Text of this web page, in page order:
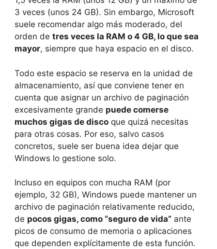
3 veces (unos 24 GB). Sin embargo, Microsoft
suele recomendar algo más moderado, del
orden de tres veces la RAM o 4 GB, lo que sea
mayor, siempre que haya espacio en el disco.
Todo este espacio se reserva en la unidad de
almacenamiento, así que conviene tener en
cuenta que asignar un archivo de paginación
excesivamente grande puede comerse
muchos gigas de disco que quizá necesitas
para otras cosas. Por eso, salvo casos
concretos, suele ser buena idea dejar que
Windows lo gestione solo.
Incluso en equipos con mucha RAM (por
ejemplo, 32 GB), Windows puede mantener un
archivo de paginación relativamente reducido,
de pocos gigas, como “seguro de vida” ante
picos de consumo de memoria o aplicaciones
que dependen explícitamente de esta función.